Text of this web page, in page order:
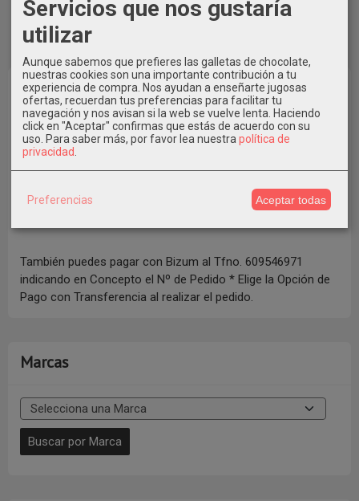
También puedes pagar con Bizum al Tfno. 609546971
indicando en Concepto el Nº de Pedido * Elige la Opción de
Pago con Transferencia al realizar el pedido.
Marcas
Servicios que nos gustaría
utilizar
Aunque sabemos que prefieres las galletas de chocolate,
nuestras cookies son una importante contribución a tu
experiencia de compra. Nos ayudan a enseñarte jugosas
ofertas, recuerdan tus preferencias para facilitar tu
navegación y nos avisan si la web se vuelve lenta. Haciendo
click en "Aceptar" confirmas que estás de acuerdo con su
uso. Para saber más, por favor lea nuestra política de
privacidad
Preferencias Aceptar todas